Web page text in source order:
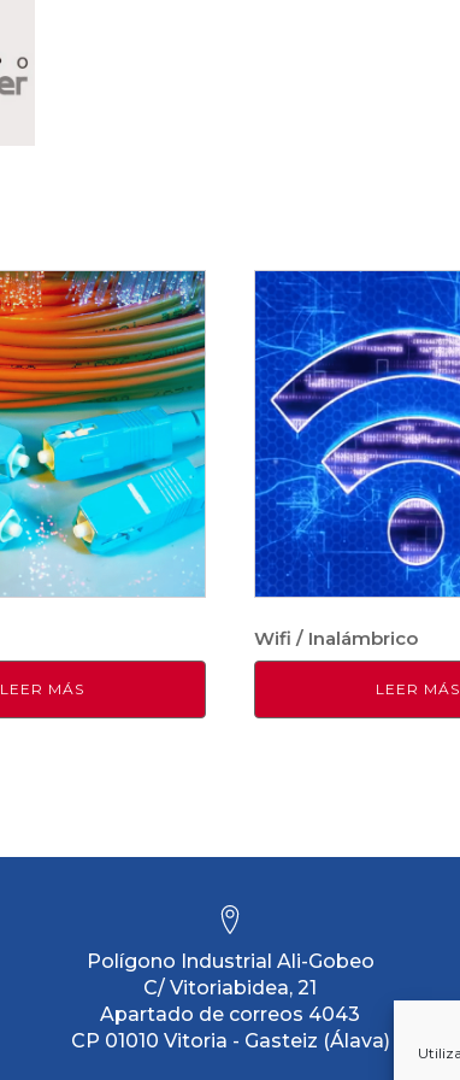
LEER MÁS
Wifi / Inalámbrico
LEER MÁS
Polígono Industrial Ali-Gobeo
C/ Vitoriabidea, 21
Apartado de correos 4043
CP 01010 Vitoria - Gasteiz (Álava)